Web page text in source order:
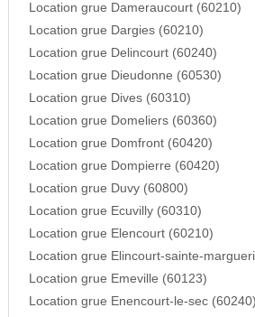
Location grue Dameraucourt (60210)
Location grue Dargies (60210)
Location grue Delincourt (60240)
Location grue Dieudonne (60530)
Location grue Dives (60310)
Location grue Domeliers (60360)
Location grue Domfront (60420)
Location grue Dompierre (60420)
Location grue Duvy (60800)
Location grue Ecuvilly (60310)
Location grue Elencourt (60210)
Location grue Elincourt-sainte-
Location grue Emeville (60123)
Location grue Enencourt-le-sec (60240)